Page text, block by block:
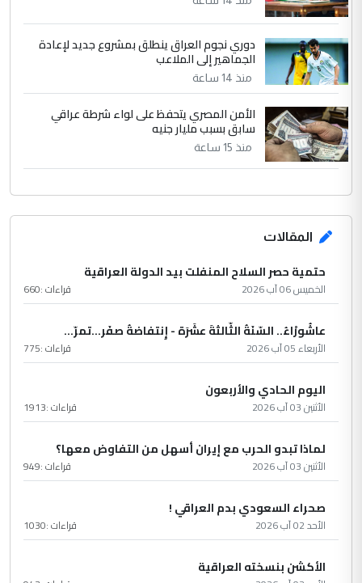
دوري نجوم العراق ينطلق بمشروع جديد لإعادة
الجماهير إلى الملاعب
منذ 14 ساعة
الأمن المصري يتحفظ على لواء شرطة عراقي
سابق بسبب مليار جنيه
منذ 15 ساعة
المقالات
حتمية حصر السلاح المنفلت بيد الدولة العراقية
الخميس 06 آب 2026 قراءات :660
عاشُورْاءُ.. السّنَةُ الثّالثةَ عشَرَة - إِنتفاضةُ صفَر…تمرّ...
الأربعاء 05 آب 2026 قراءات :775
اليوم الحادي والأربعون
الأثنين 03 آب 2026 قراءات :1913
لماذا تبدو الحرب مع إيران أسهل من التفاوض معها؟
الأثنين 03 آب 2026 قراءات :949
صحراء السعودي بدم العراقي !
الأحد 02 آب 2026 قراءات :1030
الأكشن بنسخته العراقية